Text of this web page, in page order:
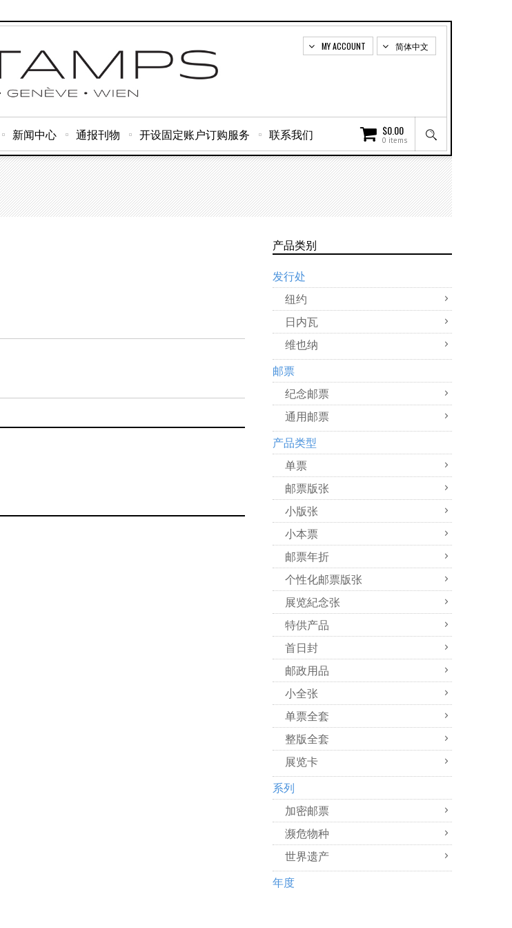
简体中文
MY ACCOUNT
$0.00
0 items
新闻中心 通报刊物 开设固定账户订购服务 联系我们
产品类别
发行处
纽约
日内瓦
维也纳
邮票
纪念邮票
通用邮票
产品类型
单票
邮票版张
小版张
小本票
邮票年折
个性化邮票版张
展览紀念张
特供产品
首日封
邮政用品
小全张
单票全套
整版全套
展览卡
系列
加密邮票
濒危物种
世界遗产
年度